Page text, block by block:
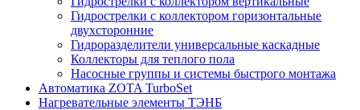
Гидрострелки с коллектором горизонтальные
двухсторонние
Гидроразделители универсальные каскадные
Коллекторы для теплого пола
Насосные группы и системы быстрого монтажа
Автоматика ZOTA TurboSet
Нагревательные элементы ТЭНБ